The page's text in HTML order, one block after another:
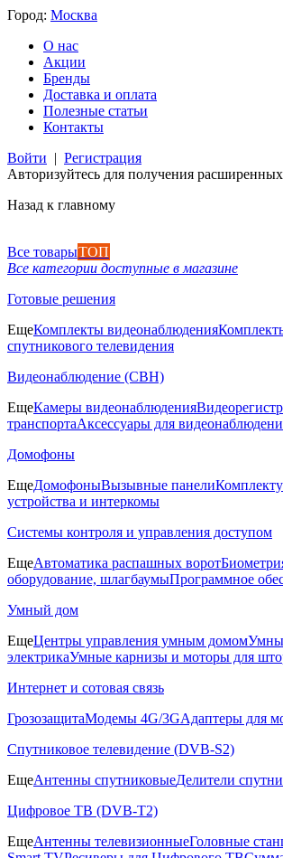
Город: Москва
О нас
Акции
Бренды
Доставка и оплата
Полезные статьи
Контакты
Войти | Регистрация
Авторизуйтесь для получения
Назад к главному
Все товарыТОП
Все категории доступные в магазине
Готовые решения
ЕщеКомплекты видеонаблюдения
спутникового телевидения
Видеонаблюдение (СВН)
ЕщеКамеры видеонаблюдения
транспортаАксессуары для
Домофоны
ЕщеДомофоныВызывные панели
устройства и интеркомы
Системы контроля и управления доступом
ЕщеАвтоматика распашных ворот
оборудование, шлагбаумыПрограммное
Умный дом
ЕщеЦентры управления умным домом
электрикаУмные карнизы и моторы для
Интернет и сотовая связь
ГрозозащитаМодемы 4G/3GАдаптеры для
Спутниковое телевидение (DVB-S2)
ЕщеАнтенны спутниковыеДелители
Цифровое ТВ (DVB-T2)
ЕщеАнтенны телевизионныеГоловные